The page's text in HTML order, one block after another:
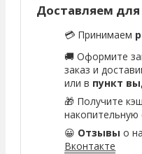
Доставляем для
💳 Принимаем
🚚 Оформите
заказ и
или в пункт
🎁 Получите
накопительную
😀 Отзывы о
Вконтакте